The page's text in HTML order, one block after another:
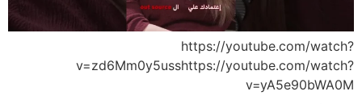
https://youtube.com/watch?
v=zd6Mm0y5usshttps://youtube.com/watch?
v=yA5e90bWA0M